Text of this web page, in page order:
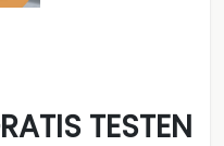
TESTEN